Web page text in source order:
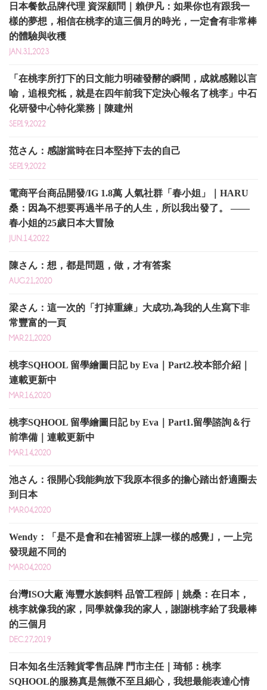
日本餐飲品牌代理 資深顧問｜賴伊凡：如果你也有跟我一
樣的夢想，相信在桃李的這三個月的時光，一定會有非常棒
的體驗與收穫
JAN.31,2023
「在桃李所打下的日文能力明確發酵的瞬間，成就感難以言
喻，追根究柢，就是在四年前我下定決心報名了桃李」中石
化研發中心特化業務｜陳建州
SEP.19,2022
范さん：感謝當時在日本堅持下去的自己
SEP.19,2022
電商平台商品開發/IG 1.8萬 人氣社群「春小姐」｜HARU
桑：因為不想要再過半吊子的人生，所以我出發了。 ——
春小姐的25歲日本大冒險
JUN.14,2022
陳さん：想，都是問題，做，才有答案
AUG.21,2020
梁さん：這一次的「打掉重練」大成功,為我的人生寫下非
常豐富的一頁
MAR.21,2020
桃李SQHOOL 留學繪圖日記 by Eva｜Part2.校本部介紹｜
連載更新中
MAR.16,2020
桃李SQHOOL 留學繪圖日記 by Eva｜Part1.留學諮詢＆行
前準備｜連載更新中
MAR.14,2020
池さん：很開心我能夠放下我原本很多的擔心踏出舒適圈去
到日本
MAR.04,2020
Wendy：「是不是會和在補習班上課一樣的感覺｣，一上完
發現超不同的
MAR.04,2020
台灣ISO大廠 海豐水族飼料 品管工程師｜姚桑：在日本，
桃李就像我的家，同學就像我的家人，謝謝桃李給了我最棒
的三個月
DEC.27,2019
日本知名生活雜貨零售品牌 門市主任｜琦郁：桃李
SQHOOL的服務真是無微不至且細心，我想最能表達心情